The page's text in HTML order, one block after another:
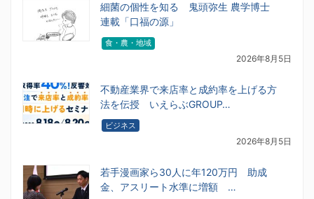
細菌の個性を知る 鬼頭弥生 農学博士
連載「口福の源」
食・農・地域
2026年8月5日
不動産業界で来店率と成約率を上げる方
法を伝授 いえらぶGROUP…
ビジネス
2026年8月5日
若手漫画家ら30人に年120万円 助成
金、アスリート水準に増額 …